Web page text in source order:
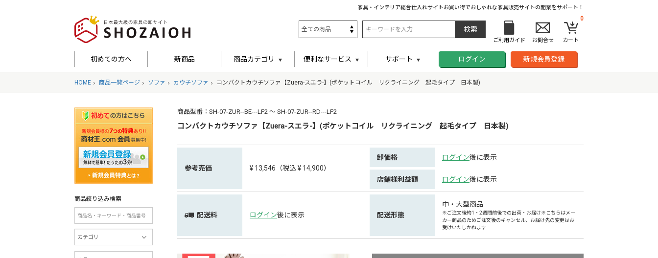
家具・インテリア総合仕入れサイトお買い得でおしゃれな家具販売サイトの開業をサポート！
ご利用ガイド お問合せ
0
カート
初めての方へ 新商品 商品カテゴリ 便利なサービス サポート ログイン 新規会員登録
HOME 商品一覧ページ ソファ カウチソファ コンパクトカウチソファ【Zuera-スエラ-】(ポケットコイル リクライニング 起毛タイプ 日本製)
商品絞り込み検索
商品型番：SH-07-ZUR--BE---LF2 ～ SH-07-ZUR--RD---LF2
コンパクトカウチソファ【Zuera-スエラ-】(ポケットコイル リクライニング 起毛タイプ 日本製)
参考売価 ¥ 13,546（税込 ¥ 14,900）
卸価格 ログイン後に表示
店舗様利益額 ログイン後に表示
配送料 ログイン後に表示 配送形態
中・大型商品
※ご注文後約1・2週間前後での出荷・お届け※こちらはメー
カー商品のためご注文後のキャンセル、お届け先の変更はお
受けいたしかねます